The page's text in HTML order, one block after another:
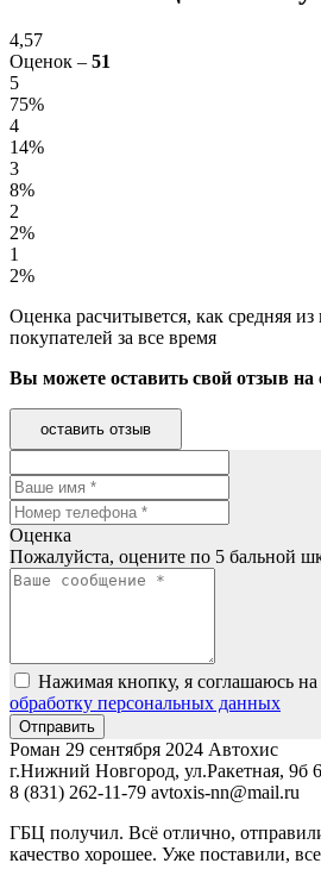
4,57
Оценок – 51
5
75%
4
14%
3
8%
2
2%
1
2%
Оценка расчитывется, как средняя из
покупателей за все время
Вы можете оставить свой отзыв на
оставить отзыв
Оценка
Пожалуйста, оцените по 5 бальной
Нажимая кнопку, я соглашаюсь на
обработку персональных данных
Роман 29 сентября 2024 Автохис
г.Нижний Новгород, ул.Ракетная, 9б
8 (831) 262-11-79 avtoxis-nn@mail.ru
ГБЦ получил. Всё отлично,
качество хорошее. Уже поставили,